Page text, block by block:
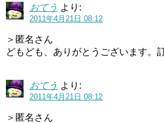
おてう より:
2011年4月21日 08:12
＞匿名さん
どもども、ありがとうございます。
おてう より:
2011年4月21日 08:12
＞匿名さん